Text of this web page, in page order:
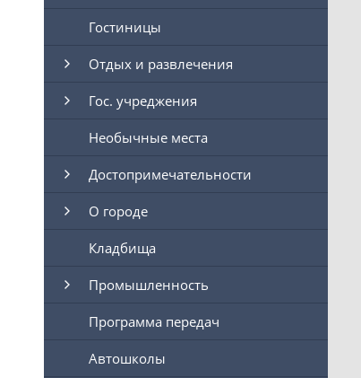
Гостиницы
Отдых и развлечения
Гос. учреджения
Необычные места
Достопримечательности
О городе
Кладбища
Промышленность
Программа передач
Автошколы